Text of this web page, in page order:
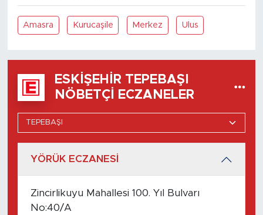
Amasra Kurucaşile Merkez Ulus
ESKIŞEHIR TEPEBAŞI
NÖBETÇI ECZANELER
YÖRÜK ECZANESİ
Zincirlikuyu Mahallesi 100. Yıl Bulvarı
No:40/A